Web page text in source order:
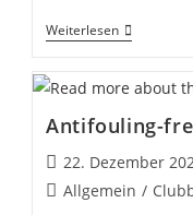
WeiterlesenAusbildung
2025
Antifouling-
Beitrag
veröffentlicht:
22. Dezember
Beitrags-
Allgemein /